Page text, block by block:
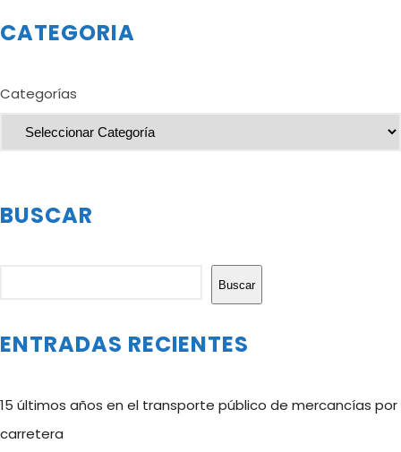
CATEGORIA
Categorías
BUSCAR
Buscar
ENTRADAS RECIENTES
15 últimos años en el transporte público de mercancías por
carretera